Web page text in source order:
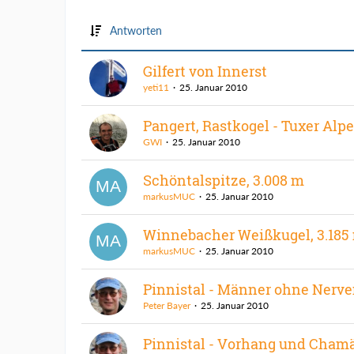
Antworten
Gilfert von Innerst
yeti11 25. Januar 2010
Pangert, Rastkogel - Tuxer
GWI 25. Januar 2010
Schöntalspitze, 3.008 m
markusMUC 25. Januar 2010
Winnebacher Weißkugel, 3.185
markusMUC 25. Januar 2010
Pinnistal - Männer ohne
Peter Bayer 25. Januar 2010
Pinnistal - Vorhang und